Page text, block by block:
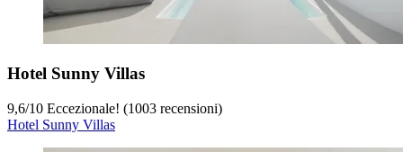
Hotel Sunny Villas
9,6/10 Eccezionale! (1003 recensioni)
Hotel Sunny Villas